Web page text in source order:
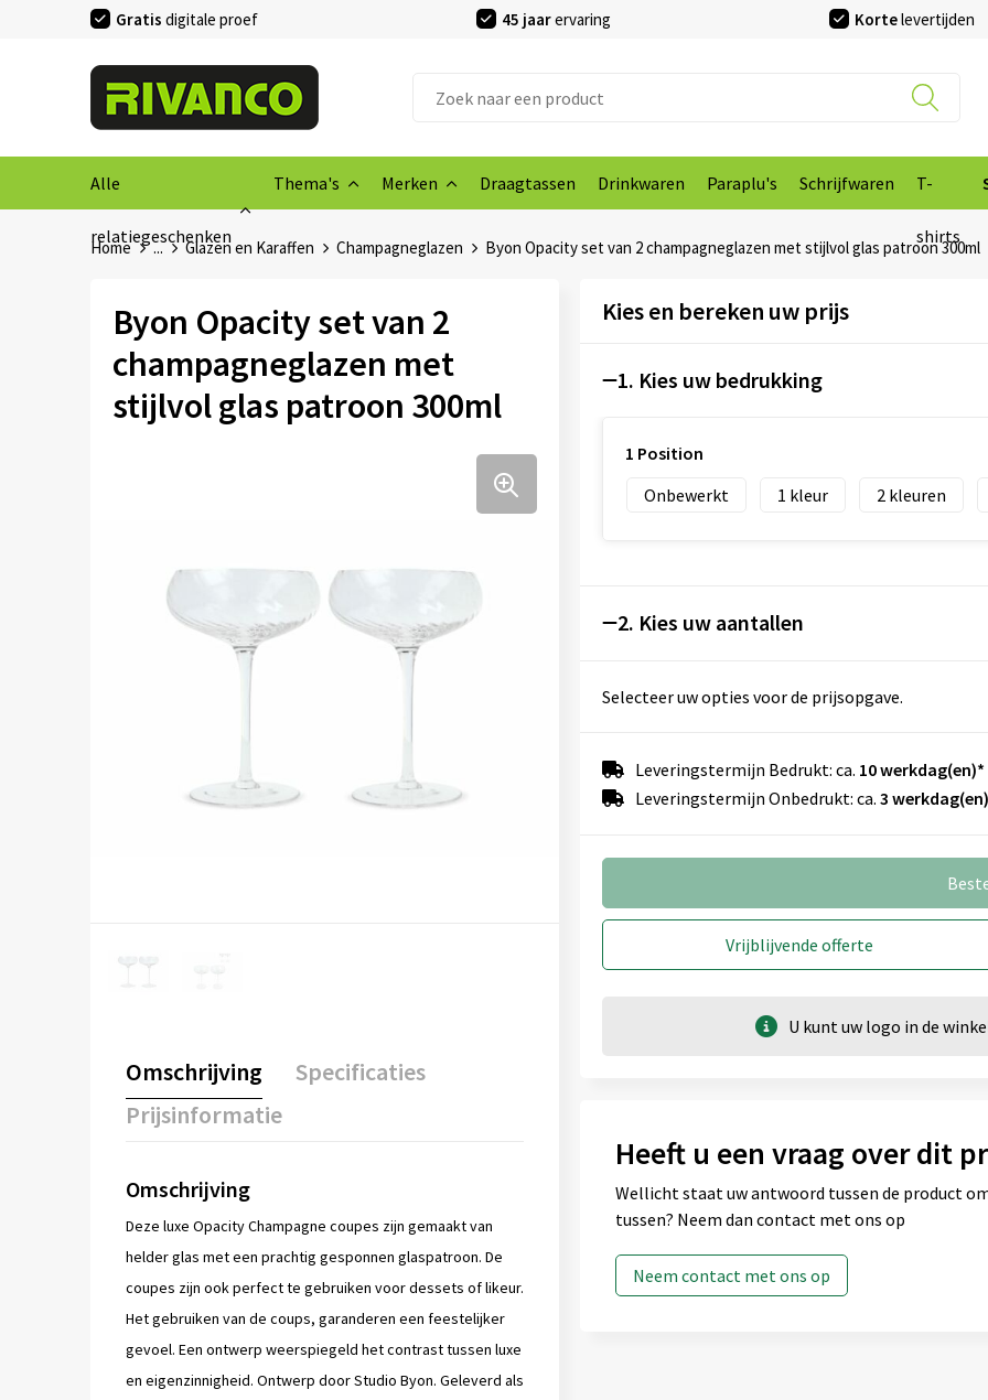
Gratis digitale proef 45 jaarervaring Kortelevertijden
Alle
relatiegeschenken
Thema's Merken Draagtassen Drinkwaren Paraplu's Schrijfwaren T-
shirts
Home ... Glazen en Karaffen Champagneglazen Byon Opacity set van 2 champagneglazen met stijlvol glas patroon 300ml
Byon Opacity set van 2
champagneglazen met
stijlvol glas patroon 300ml
Omschrijving
Specificaties
Prijsinformatie
Omschrijving
Deze luxe Opacity Champagne coupes zijn gemaakt van
helder glas met een prachtig gesponnen glaspatroon. De
coupes zijn ook perfect te gebruiken voor dessets of likeur.
Het gebruiken van de coups, garanderen een feestelijker
gevoel. Een ontwerp weerspiegeld het contrast tussen luxe
en eigenzinnigheid. Ontwerp door Studio Byon. Geleverd als
Kies en bereken uw prijs
1. Kies uw bedrukking
1 Position
Onbewerkt
1 2
2. Kies uw aantallen
Selecteer uw opties voor de prijsopgave.
Leveringstermijn Bedrukt: ca. 10 werkdag(en)*
Leveringstermijn Onbedrukt: ca. 3
Vrijblijvende offerte
U kunt uw logo in de
Heeft u een vraag over dit
Wellicht staat uw antwoord tussen de product
tussen? Neem dan contact met ons op
Neem contact met ons op